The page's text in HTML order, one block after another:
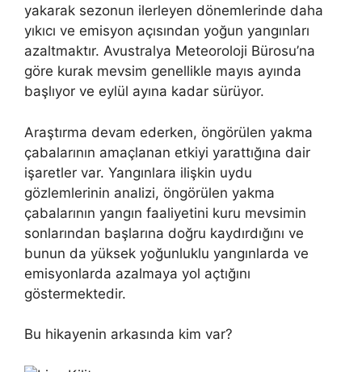
yakarak sezonun ilerleyen dönemlerinde daha
yıkıcı ve emisyon açısından yoğun yangınları
azaltmaktır. Avustralya Meteoroloji Bürosu’na
göre kurak mevsim genellikle mayıs ayında
başlıyor ve eylül ayına kadar sürüyor.
Araştırma devam ederken, öngörülen yakma
çabalarının amaçlanan etkiyi yarattığına dair
işaretler var. Yangınlara ilişkin uydu
gözlemlerinin analizi, öngörülen yakma
çabalarının yangın faaliyetini kuru mevsimin
sonlarından başlarına doğru kaydırdığını ve
bunun da yüksek yoğunluklu yangınlarda ve
emisyonlarda azalmaya yol açtığını
göstermektedir.
Bu hikayenin arkasında kim var?